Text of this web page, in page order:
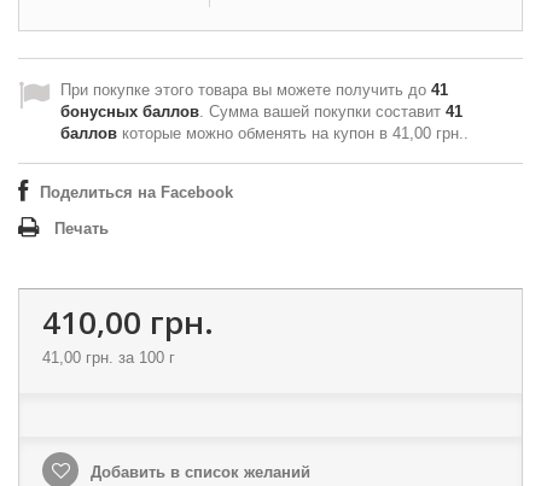
При покупке этого товара вы можете получить до 41
бонусных баллов. Сумма вашей покупки составит 41
баллов которые можно обменять на купон в 41,00 грн..
Поделиться на Facebook
Печать
410,00 грн.
41,00 грн. за 100 г
Добавить в список желаний